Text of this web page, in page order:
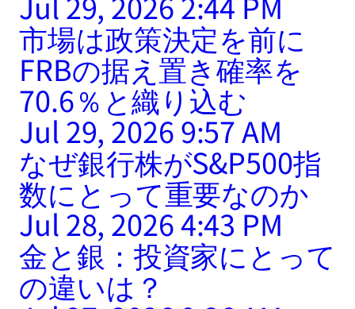
市場は政策決定を前に
FRBの据え置き確率を
70.6％と織り込む
Jul 29, 2026 9:57 AM
なぜ銀行株がS&P500指
数にとって重要なのか
Jul 28, 2026 4:43 PM
金と銀：投資家にとって
の違いは？